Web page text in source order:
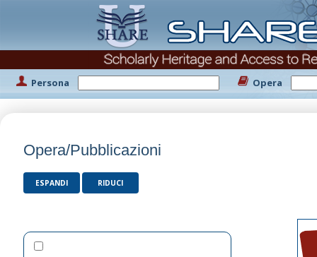
Persona Opera
Opera/Pubblicazioni
ESPANDI RIDUCI